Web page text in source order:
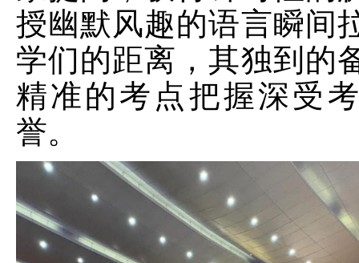
授幽默风趣的语言瞬间
学们的距离，其独到的
精准的考点把握深受
誉。